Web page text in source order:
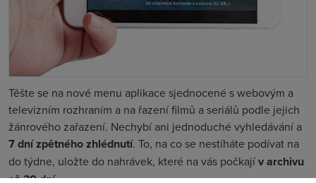
Těšte se na nové menu aplikace sjednocené s webovým a
televizním rozhraním a na řazení filmů a seriálů podle jejich
žánrového zařazení. Nechybí ani jednoduché vyhledávání a
7 dní zpětného zhlédnutí. To, na co se nestíháte podívat na
do týdne, uložte do nahrávek, které na vás počkajív archivu
až 30 dní.